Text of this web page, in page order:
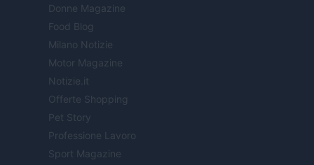
Donne Magazine
Food Blog
Milano Notizie
Motor Magazine
Notizie.it
Offerte Shopping
Pet Story
Professione Lavoro
Sport Magazine